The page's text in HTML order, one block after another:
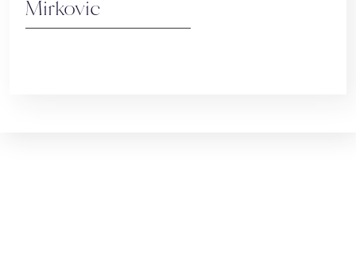
Mirkovic